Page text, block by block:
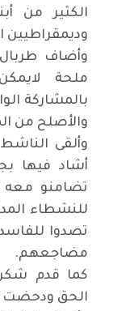
الكثير من
وديمقراطيين
وأضاف طربال
ملحة
بالمشاركة
والأصلح من
وألقى
أشاد فيها
تضامنو
للنشطاء
تصدوا
مضاجعهم.
كما قدم
الحق ودحضت